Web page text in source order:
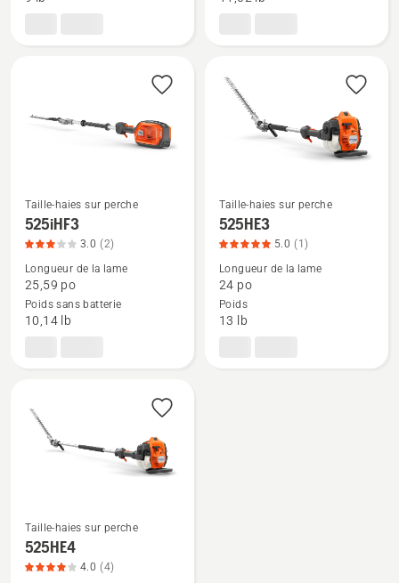
520iHE3,
sur
525iHE4,
Voir
plus
de
détails
sur
525iHF3,
Taille-haies sur perche
525iHF3
3.0 (2)
Longueur de la lame
25,59 po
Poids sans batterie
10,14 lb
Voir
plus
de
détails
sur
525HE3,
Taille-haies sur perche
525HE3
5.0 (1)
Longueur de la lame
24 po
Poids
13 lb
Voir
plus
Taille-haies sur perche
525HE4
4.0 (4)